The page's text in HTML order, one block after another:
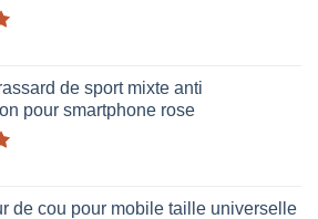
de sport mixte anti
pour smartphone rose
de cou pour mobile taille universelle